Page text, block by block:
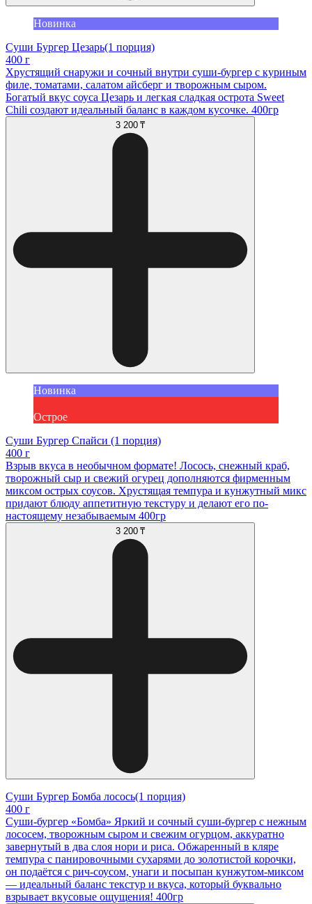
Новинка
Суши Бургер Цезарь(1 порция)
400 г
Хрустящий снаружи и сочный внутри суши-бургер с куриным
филе, томатами, салатом айсберг и творожным сыром.
Богатый вкус соуса Цезарь и легкая сладкая острота Sweet
Chili создают идеальный баланс в каждом кусочке. 400гр
3 200 ₸
Новинка
Острое
Суши Бургер Спайси (1 порция)
400 г
Взрыв вкуса в необычном формате! Лосось, снежный краб,
творожный сыр и свежий огурец дополняются фирменным
миксом острых соусов. Хрустящая темпура и кунжутный микс
придают блюду аппетитную текстуру и делают его по-
настоящему незабываемым 400гр
3 200 ₸
Суши Бургер Бомба лосось(1 порция)
400 г
Суши-бургер «Бомба» Яркий и сочный суши-бургер с нежным
лососем, творожным сыром и свежим огурцом, аккуратно
завернутый в два слоя нори и риса. Обжаренный в кляре
темпура с панировочными сухарями до золотистой корочки,
он подаётся с рич-соусом, унаги и посыпан кунжутом-миксом
— идеальный баланс текстур и вкуса, который буквально
взрывает вкусовые ощущения! 400гр